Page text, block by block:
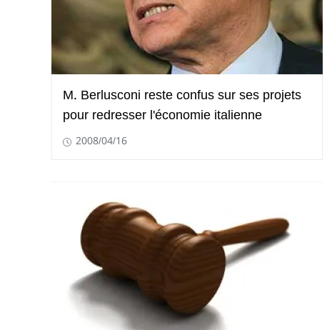
M. Berlusconi reste confus sur ses projets
pour redresser l'économie italienne
2008/04/16